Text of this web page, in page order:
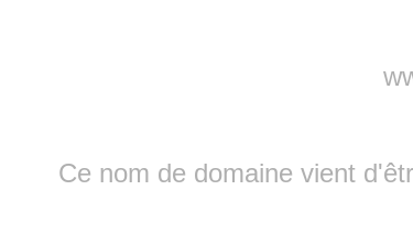
Ce nom de domaine vient